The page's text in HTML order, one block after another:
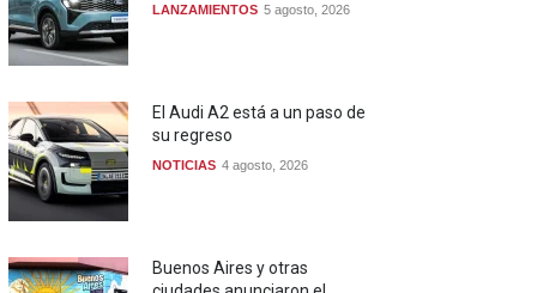
LANZAMIENTOS 5 agosto, 2026
El Audi A2 está a un paso de
su regreso
NOTICIAS 4 agosto, 2026
Buenos Aires y otras